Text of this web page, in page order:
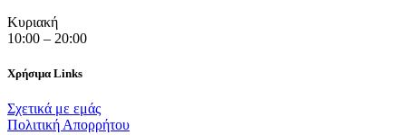
Κυριακή
10:00 – 20:00
Χρήσιμα Links
Σχετικά με εμάς
Πολιτική Απορρήτου